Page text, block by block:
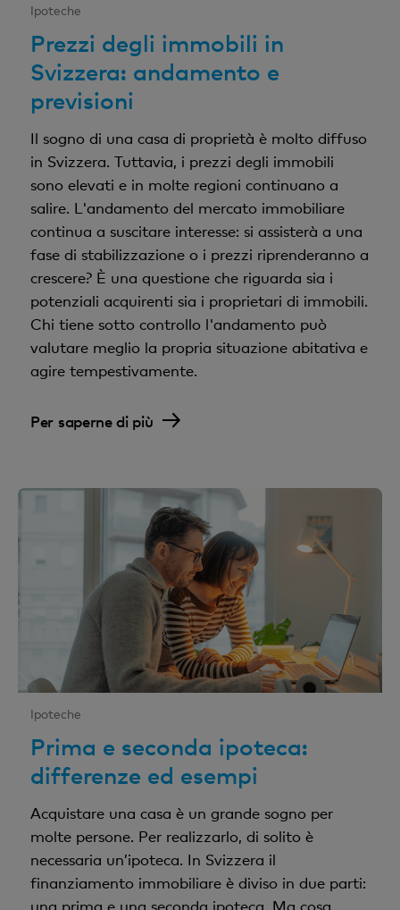
Ipoteche
Prezzi degli immobili in
Svizzera: andamento e
previsioni
Il sogno di una casa di proprietà è molto diffuso
in Svizzera. Tuttavia, i prezzi degli immobili
sono elevati e in molte regioni continuano a
salire. L'andamento del mercato immobiliare
continua a suscitare interesse: si assisterà a una
fase di stabilizzazione o i prezzi riprenderanno a
crescere? È una questione che riguarda sia i
potenziali acquirenti sia i proprietari di immobili.
Chi tiene sotto controllo l'andamento può
valutare meglio la propria situazione abitativa e
agire tempestivamente.
Per saperne di più
Ipoteche
Prima e seconda ipoteca:
differenze ed esempi
Acquistare una casa è un grande sogno per
molte persone. Per realizzarlo, di solito è
necessaria un’ipoteca. In Svizzera il
finanziamento immobiliare è diviso in due parti:
una prima e una seconda ipoteca. Ma cosa